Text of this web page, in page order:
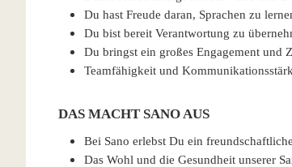
Du hast Freude daran, Sprachen zu
Du bist bereit Verantwortung zu
Du bringst ein großes Engagement und
Teamfähigkeit und
DAS MACHT SANO AUS
Bei Sano erlebst Du ein
Das Wohl und die Gesundheit unserer